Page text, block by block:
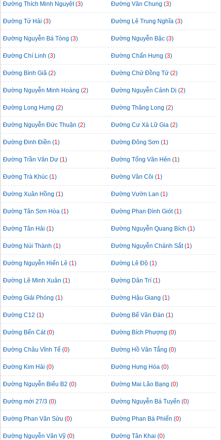
Đường Thích Minh Nguyệt (3) Đường Văn Chung (3)
Đường Tứ Hải (3) Đường Lê Trung Nghĩa (3)
Đường Nguyễn Bá Tòng (3) Đường Nguyễn Bậc (3)
Đường Chí Linh (3) Đường Chấn Hưng (3)
Đường Bình Giã (2) Đường Chử Đồng Tử (2)
Đường Nguyễn Minh Hoàng (2) Đường Nguyễn Cảnh Dị (2)
Đường Long Hưng (2) Đường Thăng Long (2)
Đường Nguyễn Đức Thuận (2) Đường Cư Xá Lữ Gia (2)
Đường Đinh Điền (1) Đường Đông Sơn (1)
Đường Trần Văn Dư (1) Đường Tống Văn Hên (1)
Đường Trà Khúc (1) Đường Vân Côi (1)
Đường Xuân Hồng (1) Đường Vườn Lan (1)
Đường Tân Sơn Hòa (1) Đường Phan Đình Giót (1)
Đường Tân Hải (1) Đường Nguyễn Quang Bích (1)
Đường Núi Thành (1) Đường Nguyễn Chánh Sắt (1)
Đường Nguyễn Hiến Lê (1) Đường Lê Độ (1)
Đường Lê Minh Xuân (1) Đường Dân Trí (1)
Đường Giải Phóng (1) Đường Hậu Giang (1)
Đường C12 (1) Đường Bế Văn Đàn (1)
Đường Bến Cát (0) Đường Bích Phượng (0)
Đường Châu Vĩnh Tế (0) Đường Hồ Văn Tắng (0)
Đường Kim Hải (0) Đường Hưng Hóa (0)
Đường Nguyễn Biểu B2 (0) Đường Mai Lão Bạng (0)
Đường mới 27/3 (0) Đường Nguyễn Bá Tuyển (0)
Đường Phan Văn Sửu (0) Đường Phan Bá Phiến (0)
Đường Nguyễn Văn Vỹ (0) Đường Tân Khai (0)